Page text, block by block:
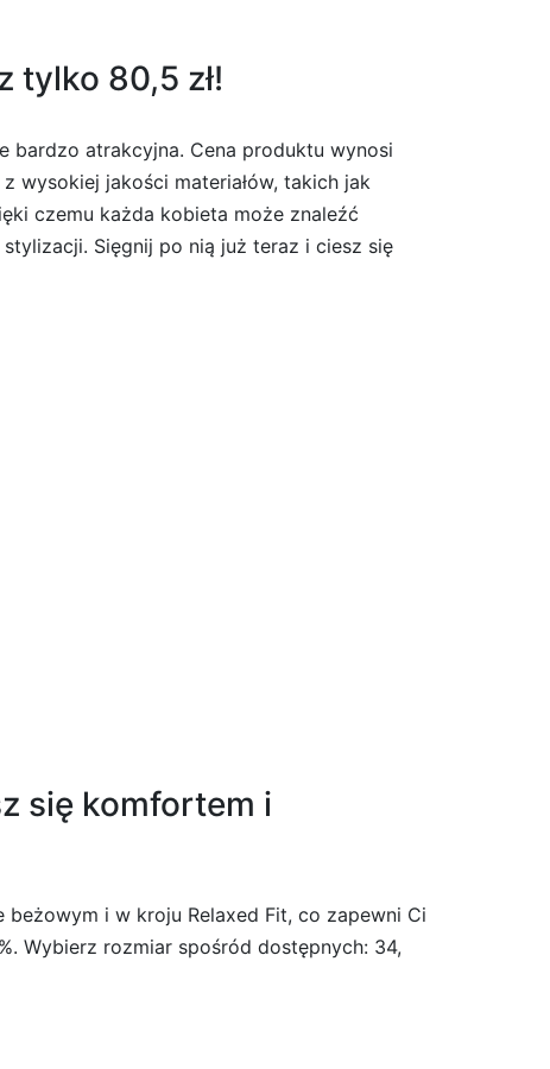
tylko 80,5 zł!
bardzo atrakcyjna. Cena produktu wynosi
wysokiej jakości materiałów, takich jak
czemu każda kobieta może znaleźć
Sięgnij po nią już teraz i ciesz się
się komfortem i
i w kroju Relaxed Fit, co zapewni Ci
Wybierz rozmiar spośród dostępnych: 34,